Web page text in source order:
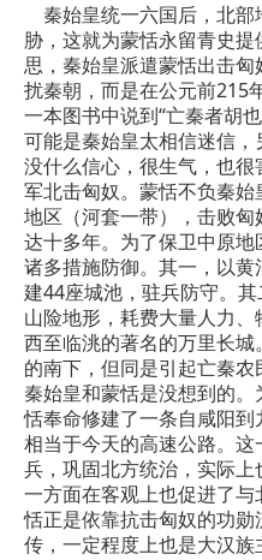
秦始皇统一六国后，北部
胁，这就为蒙恬永留青史
思，秦始皇派遣蒙恬出击
扰秦朝，而是在公元前215
一本图书中说到“亡秦者胡
可能是秦始皇太相信迷信
没什么信心，很生气，也
军北击匈奴。蒙恬不负秦
地区（河套一带），击败
达十多年。为了保卫中原
诸多措施防御。其一，以
建44座城池，驻兵防守。
山险地形，耗费大量人力、
西至临洮的著名的万里长
的南下，但同是引起亡秦
秦始皇和蒙恬是没想到的
恬奉命修建了一条自咸阳到
相当于今天的高速公路。
兵，巩固北方统治，实际
一方面在客观上也促进了
恬正是依靠抗击匈奴的功
传，一定程度上也是大汉族